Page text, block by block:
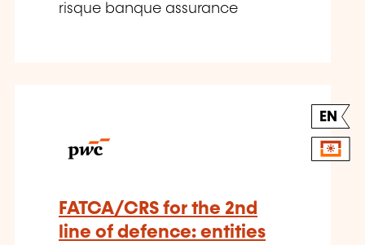
risque banque assurance
EN
FATCA/CRS for the 2nd
line of defence: entities